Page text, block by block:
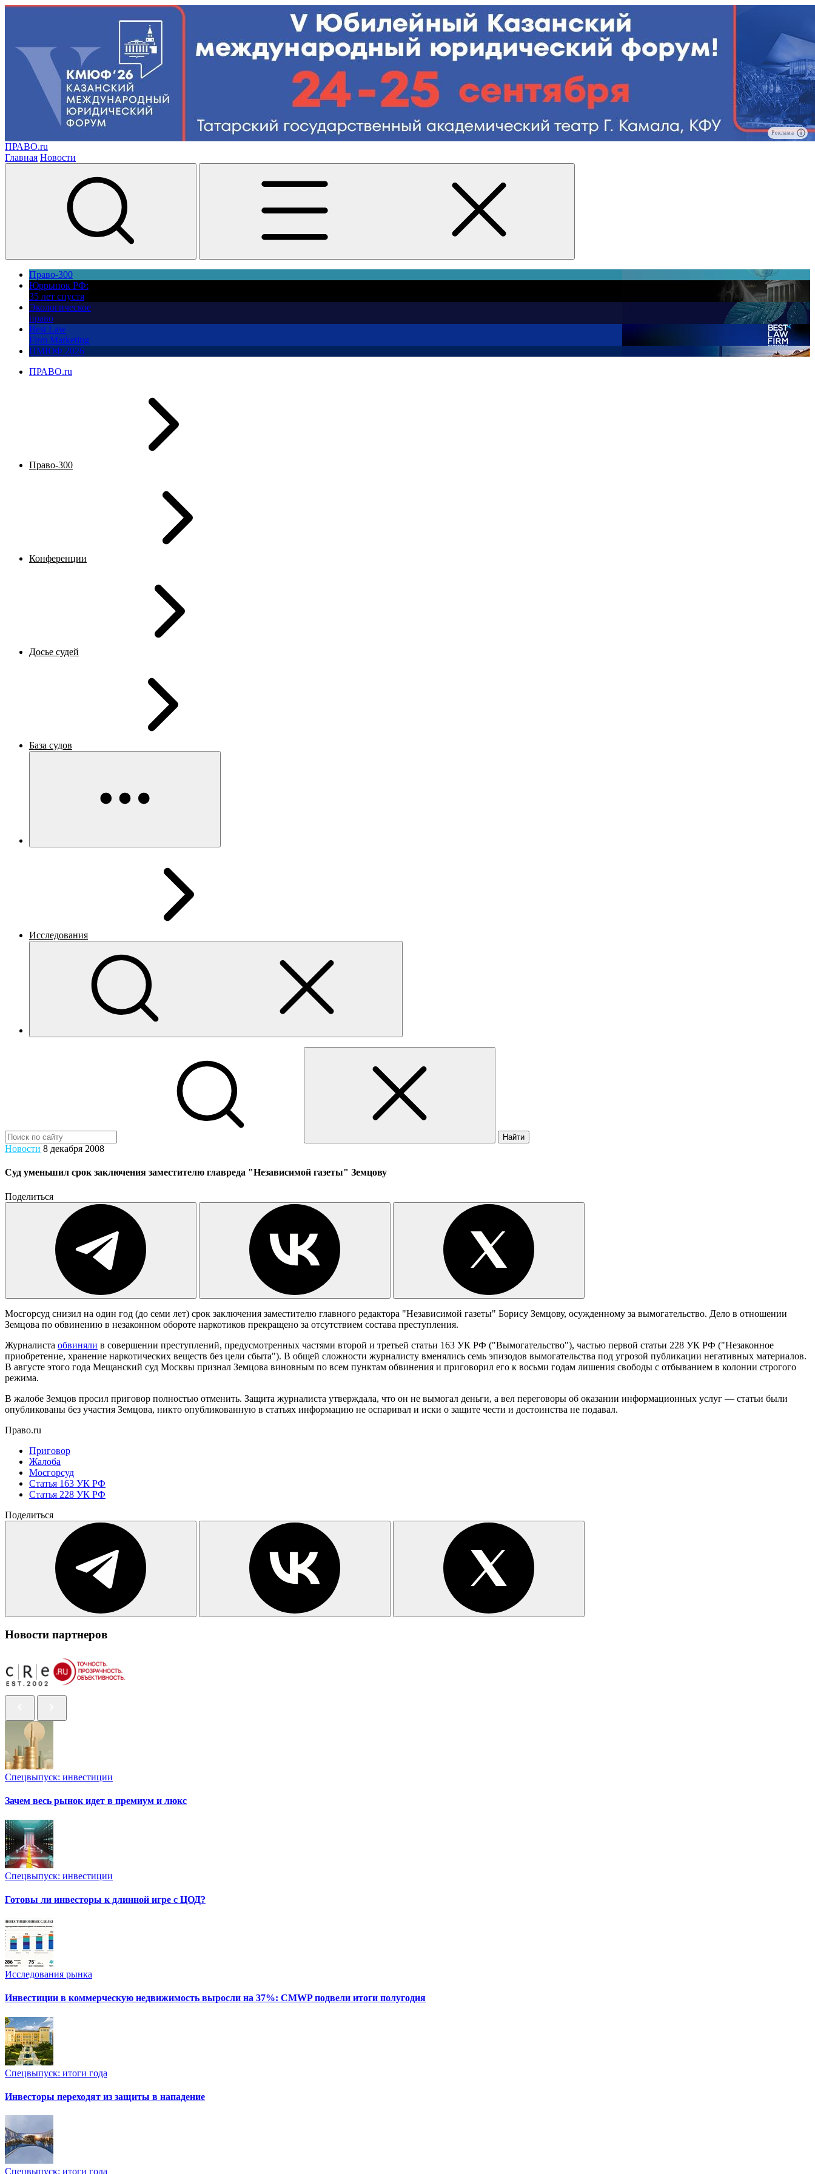
Реклама
ПРАВО.ru
Главная Новости
Право-300
Юррынок РФ:
35 лет спустя
Экологическое
право
Best Law
Firm Marketing
ПМЮФ 2026
ПРАВО.ru
Право-300
Конференции
Досье судей
База судов
Исследования
Найти
Новости 8 декабря 2008
Суд уменьшил срок заключения заместителю главреда "Независимой газеты" Земцову
Поделиться
Мосгорсуд снизил на один год (до семи лет) срок заключения заместителю главного редактора "Независимой газеты" Борису Земцову, осужденному за вымогательство. Дело в отношении
Земцова по обвинению в незаконном обороте наркотиков прекращено за отсутствием состава преступления.
Журналиста обвиняли в совершении преступлений, предусмотренных частями второй и третьей статьи 163 УК РФ ("Вымогательство"), частью первой статьи 228 УК РФ ("Незаконное
приобретение, хранение наркотических веществ без цели сбыта"). В общей сложности журналисту вменялись семь эпизодов вымогательства под угрозой публикации негативных материалов.
В августе этого года Мещанский суд Москвы признал Земцова виновным по всем пунктам обвинения и приговорил его к восьми годам лишения свободы с отбыванием в колонии строгого
режима.
В жалобе Земцов просил приговор полностью отменить. Защита журналиста утверждала, что он не вымогал деньги, а вел переговоры об оказании информационных услуг — статьи были
опубликованы без участия Земцова, никто опубликованную в статьях информацию не оспаривал и иски о защите чести и достоинства не подавал.
Право.ru
Приговор
Жалоба
Мосгорсуд
Статья 163 УК РФ
Статья 228 УК РФ
Поделиться
Новости партнеров
Спецвыпуск: инвестиции
Зачем весь рынок идет в премиум и люкс
Спецвыпуск: инвестиции
Готовы ли инвесторы к длинной игре с ЦОД?
Исследования рынка
Инвестиции в коммерческую недвижимость выросли на 37%: CMWP подвели итоги полугодия
Спецвыпуск: итоги года
Инвесторы переходят из защиты в нападение
Спецвыпуск: итоги года